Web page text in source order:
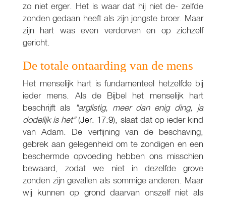
zo niet erger. Het is waar dat hij niet de- zelfde
zonden gedaan heeft als zijn jongste broer. Maar
zijn hart was even verdorven en op zichzelf
gericht.
De totale ontaarding van de mens
Het menselijk hart is fundamenteel hetzelfde bij
ieder mens. Als de Bijbel het menselijk hart
beschrijft als
"arglistig, meer dan enig ding, ja
dodelijk is het"(Jer. 17:9), slaat dat op ieder kind
van Adam. De verfijning van de beschaving,
gebrek aan gelegenheid om te zondigen en een
beschermde opvoeding hebben ons misschien
bewaard, zodat we niet in dezelfde grove
zonden zijn gevallen als sommige anderen. Maar
wij kunnen op grond daarvan onszelf niet als